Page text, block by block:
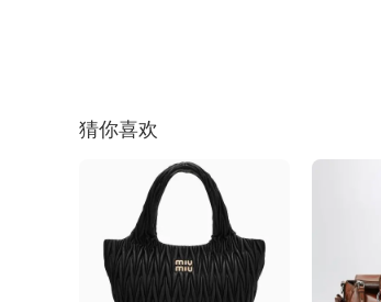
猜你喜欢